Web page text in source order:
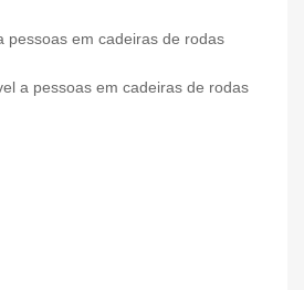
em cadeiras de rodas
a pessoas em cadeiras de rodas